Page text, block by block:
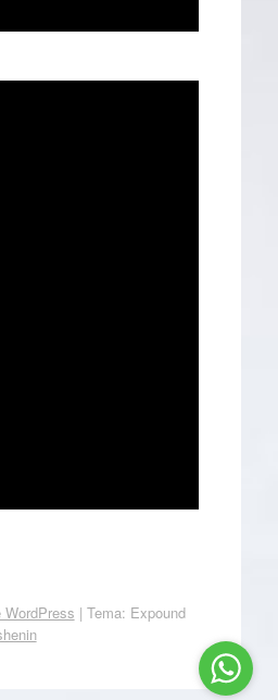
| Tema: Expound